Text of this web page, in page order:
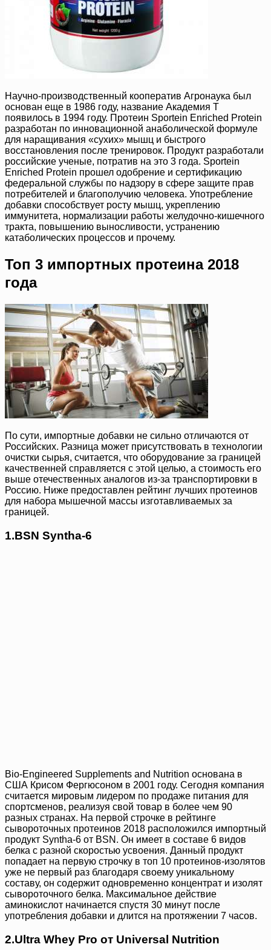
Научно-производственный кооператив Агронаука был
основан еще в 1986 году, название Академия Т
появилось в 1994 году. Протеин Sportein Enriched Protein
разработан по инновационной анаболической формуле
для наращивания «сухих» мышц и быстрого
восстановления после тренировок. Продукт разработали
российские ученые, потратив на это 3 года. Sportein
Enriched Protein прошел одобрение и сертификацию
федеральной службы по надзору в сфере защите прав
потребителей и благополучию человека. Употребление
добавки способствует росту мышц, укреплению
иммунитета, нормализации работы желудочно-кишечного
тракта, повышению выносливости, устранению
катаболических процессов и прочему.
Топ 3 импортных протеина 2018
года
По сути, импортные добавки не сильно отличаются от
Российских. Разница может присутствовать в технологии
очистки сырья, считается, что оборудование за границей
качественней справляется с этой целью, а стоимость его
выше отечественных аналогов из-за транспортировки в
Россию. Ниже предоставлен рейтинг лучших протеинов
для набора мышечной массы изготавливаемых за
границей.
1.BSN Syntha-6
Bio-Engineered Supplements and Nutrition основана в
США Крисом Фергюсоном в 2001 году. Сегодня компания
считается мировым лидером по продаже питания для
спортсменов, реализуя свой товар в более чем 90
разных странах. На первой строчке в рейтинге
сывороточных протеинов 2018 расположился импортный
продукт Syntha-6 от BSN. Он имеет в составе 6 видов
белка с разной скоростью усвоения. Данный продукт
попадает на первую строчку в топ 10 протеинов-изолятов
уже не первый раз благодаря своему уникальному
составу, он содержит одновременно концентрат и изолят
сывороточного белка. Максимальное действие
аминокислот начинается спустя 30 минут после
употребления добавки и длится на протяжении 7 часов.
2.Ultra Whey Pro от Universal Nutrition